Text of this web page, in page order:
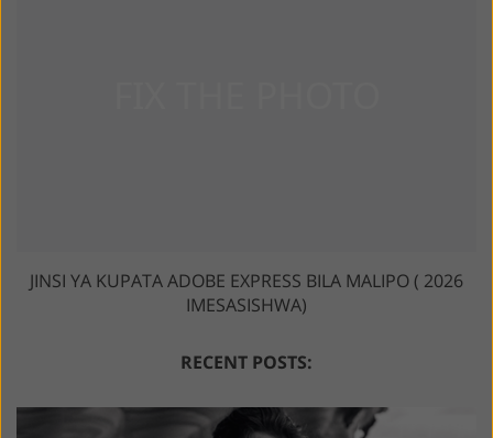
JINSI YA KUPATA ADOBE EXPRESS BILA MALIPO ( 2026
IMESASISHWA)
RECENT POSTS: